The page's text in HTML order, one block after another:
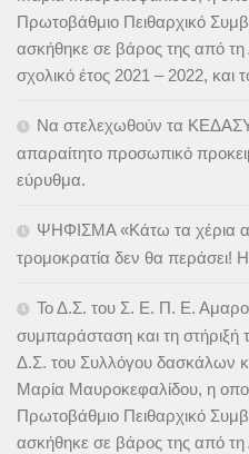
Πρωτοβάθμιο Πειθαρχικό
ασκήθηκε σε βάρος της από
σχολικό έτος 2021 – 2022, και
Να στελεχωθούν τα ΚΕΔΑΣΥ
απαραίτητο προσωπικό
εύρυθμα.
ΨΗΦΙΣΜΑ «Κάτω τα χέρια
τρομοκρατία δεν θα περάσει!
Το Δ.Σ. του Σ. Ε. Π. Ε.
συμπαράσταση και τη στήριξή
Δ.Σ. του Συλλόγου δασκάλων
Μαρία Μαυροκεφαλίδου, η
Πρωτοβάθμιο Πειθαρχικό
ασκήθηκε σε βάρος της από